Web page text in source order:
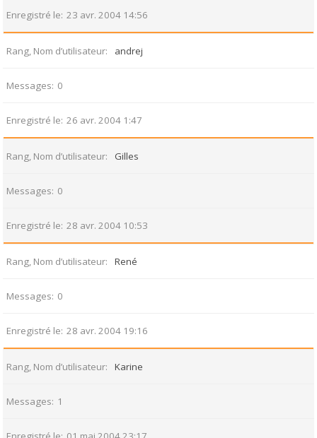
Enregistré le 23 avr. 2004 14:56
Rang, Nom d’utilisateur andrej
Messages 0
Enregistré le 26 avr. 2004 1:47
Rang, Nom d’utilisateur Gilles
Messages 0
Enregistré le 28 avr. 2004 10:53
Rang, Nom d’utilisateur René
Messages 0
Enregistré le 28 avr. 2004 19:16
Rang, Nom d’utilisateur Karine
Messages 1